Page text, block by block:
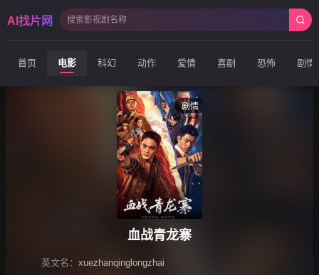
AI找片网
首页 电影 科幻 动作 爱情 喜剧 恐怖 剧情
剧情
血战青龙寨
英文名： xuezhanqinglongzhai